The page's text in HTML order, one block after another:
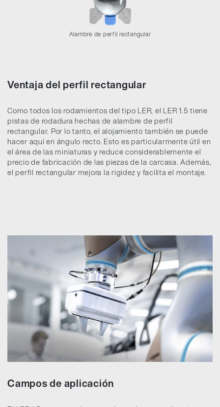
Alambre de perfil rectangular
Ventaja del perfil rectangular
Como todos los rodamientos del tipo LER, el LER 1.5 tiene
pistas de rodadura hechas de alambre de perfil
rectangular. Por lo tanto, el alojamiento también se puede
hacer aquí en ángulo recto. Esto es particularmente útil en
el área de las miniaturas y reduce considerablemente el
precio de fabricación de las piezas de la carcasa. Además,
el perfil rectangular mejora la rigidez y facilita el montaje.
Campos de aplicación